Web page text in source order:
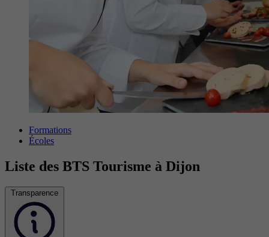
Formations
Écoles
Liste des BTS Tourisme à Dijon
Transparence